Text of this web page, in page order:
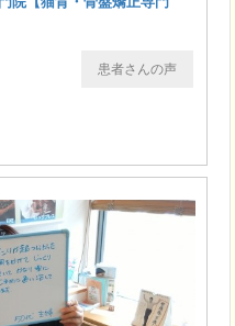
患者さんの声